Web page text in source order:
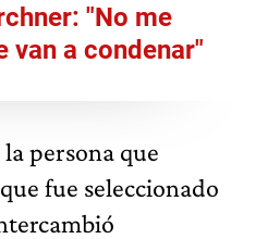
"No me
van a condenar"
persona que
fue seleccionado